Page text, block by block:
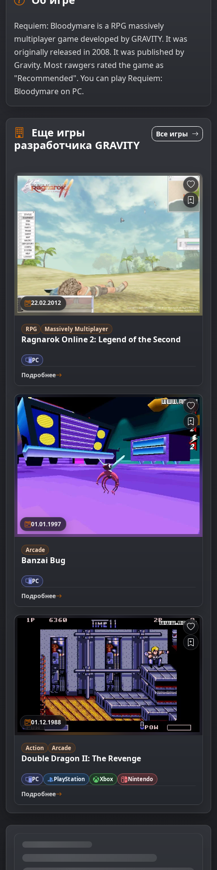
Requiem: Bloodymare is a RPG massively
multiplayer game developed by GRAVITY. It was
originally released in 2008. It was published by
Gravity. Most rawgers rated the game as
"Recommended". You can play Requiem:
Bloodymare on PC.
Еще игры
разработчика GRAVITY
Все игры
22.02.2012
RPG Massively Multiplayer
Ragnarok Online 2: Legend of the Second
PC
Подробнее
01.01.1997
Arcade
Banzai Bug
PC
Подробнее
01.12.1988
Action Arcade
Double Dragon II: The Revenge
PC PlayStation Xbox Nintendo
Подробнее